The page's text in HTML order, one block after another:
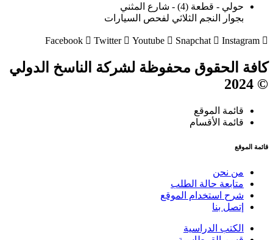
حولي - قطعة (4) - شارع المثني
بجوار النجم الثلاثي لفحص السيارات
Facebook Twitter Youtube Snapchat Instagram
كافة الحقوق محفوظة لشركة الناسخ الدولي
© 2024
قائمة الموقع
قائمة الأقسام
قائمة الموقع
من نحن
متابعة حالة الطلب
شرح استخدام الموقع
إتصل بنا
الكتب الدراسية